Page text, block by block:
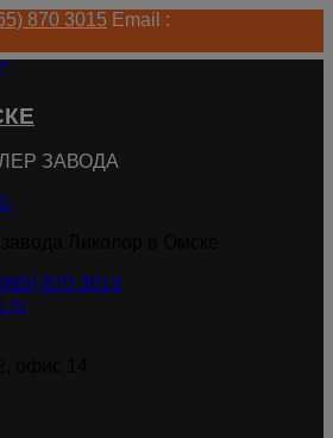
870 3015 Email :
ЗАВОДА
870 3015